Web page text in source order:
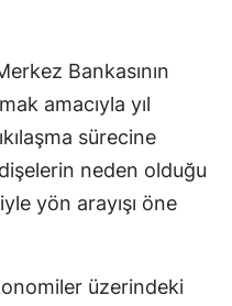
Hatay
Isparta
İzmir
Bankasının
amacıyla yıl
sürecine
neden olduğu
yön arayışı öne
üzerindeki